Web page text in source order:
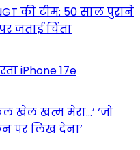
की टीम: 50 साल पुराने
जताई चिंता
iPhone 17e
खेल खत्म मेरा…’ ‘जो
पर लिख देना’